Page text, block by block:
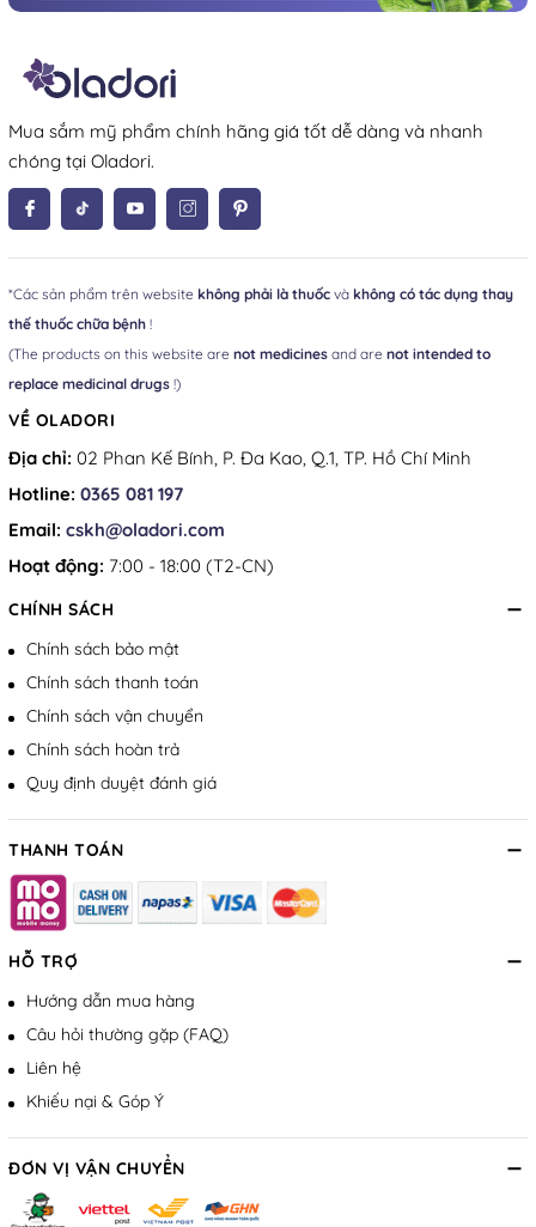
Mua sắm mỹ phẩm chính hãng giá tốt dễ dàng và nhanh
chóng tại Oladori.
*Các sản phẩm trên website không phải là thuốc và không có tác dụng thay
thế thuốc chữa bệnh !
(The products on this website are not medicines and are not intended to
replace medicinal drugs !)
VỀ OLADORI
Địa chỉ: 02 Phan Kế Bính, P. Đa Kao, Q.1, TP. Hồ Chí Minh
Hotline: 0365 081 197
Email: cskh@oladori.com
Hoạt động: 7:00 - 18:00 (T2-CN)
CHÍNH SÁCH
Chính sách bảo mật
Chính sách thanh toán
Chính sách vận chuyển
Chính sách hoàn trả
Quy định duyệt đánh giá
THANH TOÁN
HỖ TRỢ
Hướng dẫn mua hàng
Câu hỏi thường gặp (FAQ)
Liên hệ
Khiếu nại & Góp Ý
ĐƠN VỊ VẬN CHUYỂN